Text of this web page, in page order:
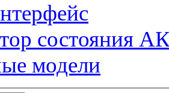
состояния
модели